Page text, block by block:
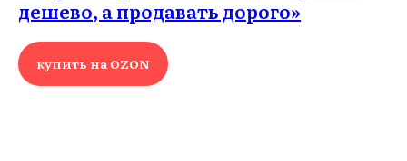
дешево, а продавать дорого»
купить на OZON